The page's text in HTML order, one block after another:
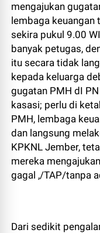
mengajukan
lembaga keuangan
sekira pukul 9.00
banyak petugas,
itu secara tidak
kepada keluarga
gugatan PMH dI
kasasi; perlu di
PMH, lembaga
dan langsung
KPKNL Jember,
mereka
gagal ,/TAP/tanpa
Dari sedikit